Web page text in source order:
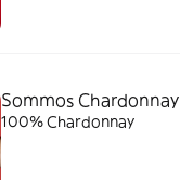
Sommos Chardonnay
100% Chardonnay